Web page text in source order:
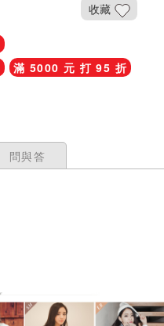
收藏
滿 5000 元 打 95 折
問與答